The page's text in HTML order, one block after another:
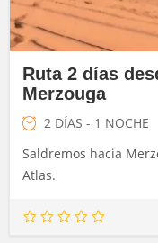
Ruta 2 días
Merzouga
2 DÍAS - 1 NOCHE
Saldremos hacia
Atlas.